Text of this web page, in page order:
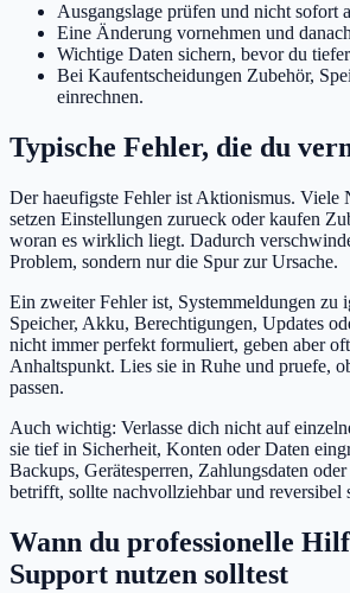
Ausgangslage prüfen und nicht sofort
Eine Änderung vornehmen und
Wichtige Daten sichern, bevor du
Bei Kaufentscheidungen Zubehör,
einrechnen.
Typische Fehler, die du
Der haeufigste Fehler ist Aktionismus. Viele
setzen Einstellungen zurueck oder kaufen
woran es wirklich liegt. Dadurch
Problem, sondern nur die Spur zur Ursache.
Ein zweiter Fehler ist, Systemmeldungen zu
Speicher, Akku, Berechtigungen, Updates
nicht immer perfekt formuliert, geben aber
Anhaltspunkt. Lies sie in Ruhe und pruefe,
passen.
Auch wichtig: Verlasse dich nicht auf
sie tief in Sicherheit, Konten oder Daten
Backups, Gerätesperren, Zahlungsdaten
betrifft, sollte nachvollziehbar und reversibel
Wann du professionelle
Support nutzen solltest